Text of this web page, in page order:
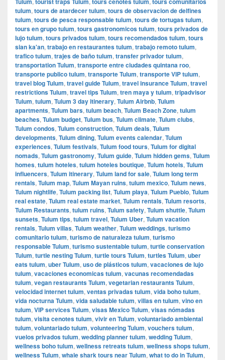
tulum, tours de atardecer tulum, tours de observacion de delfines
tulum, tours de pesca responsable tulum, tours de tortugas tulum,
tours en grupo tulum, tours gastronomicos tulum, tours privados de
lujo tulum, tours privados tulum, tours recomendados tulum, tours
sian ka'an, trabajo en restaurantes tulum, trabajo remoto tulum,
trafico tulum, trajes de baño tulum, transfer privador tulum,
transportation Tulum, transporte entre ciudades quintana roo,
transporte publico tulum, transporte Tulum, transporte VIP tulum,
travel blog Tulum, travel guide Tulum, travel insurance Tulum, travel
restrictions Tulum, travel tips Tulum, tren maya y tulum, tripadvisor
Tulum, tulum, Tulum 3 day itinerary, Tulum Airbnb, Tulum
apartments, Tulum bars, tulum beach, Tulum Beach Zone, tulum
beaches, Tulum budget, Tulum bus, Tulum climate, Tulum clubs,
Tulum condos, Tulum construction, Tulum deals, Tulum
developments, Tulum dining, Tulum events calendar, Tulum
experiences, Tulum festivals, Tulum food tours, Tulum for digital
nomads, Tulum gastronomy, Tulum guide, Tulum hidden gems, Tulum
homes, tulum hoteles, tulum hoteles boutique, Tulum hotels, Tulum
influencers, Tulum itinerary, Tulum land for sale, Tulum long term
rentals, Tulum map, Tulum Mayan ruins, tulum mexico, Tulum news,
Tulum nightlife, Tulum packing list, Tulum playa, Tulum Pueblo, Tulum
real estate, Tulum real estate market, Tulum rentals, Tulum resorts,
Tulum Restaurants, tulum ruins, Tulum safety, Tulum shuttle, Tulum
sunsets, Tulum tips, tulum travel, Tulum Uber, Tulum vacation
rentals, Tulum villas, Tulum weather, Tulum weddings, turismo
comunitario tulum, turismo de naturaleza tulum, turismo
responsable Tulum, turismo sustentable tulum, turtle conservation
Tulum, turtle nesting Tulum, turtle tours Tulum, turtles Tulum, uber
eats tulum, uber Tulum, uso de plásticos tulum, vacaciones de lujo
tulum, vacaciones economicas tulum, vacunas recomendadas
tulum, vegan restaurants Tulum, vegetarian restaurants Tulum,
velocidad internet tulum, ventas privadas tulum, vida boho tulum,
vida nocturna Tulum, vida saludable tulum, villas en tulum, vino en
tulum, VIP services Tulum, visas Mexico Tulum, visas nómadas
tulum, visita cenotes tulum, vivir en Tulum, voluntariado ambiental
tulum, voluntariado tulum, volunteering Tulum, vouchers tulum,
vuelos privados tulum, wedding planner tulum, wedding Tulum,
wellness boho tulum, wellness retreats tulum, wellness shops tulum,
wellness Tulum, whale shark tours near Tulum, what to do in Tulum,